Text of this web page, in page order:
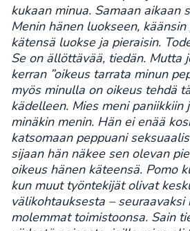
kukaan minua. Samaan aikaan
Menin hänen luokseen,
kätensä luokse ja pieraisin.
Se on ällöttävää, tiedän. Mutta
kerran ”oikeus tarrata minun
myös minulla on oikeus tehdä
kädelleen. Mies meni paniikkiin
minäkin menin. Hän ei enää
katsomaan peppuani
sijaan hän näkee sen olevan
oikeus hänen käteensä. Pomo
kun muut työntekijät olivat
välikohtauksesta –
molemmat toimistoonsa. Sain